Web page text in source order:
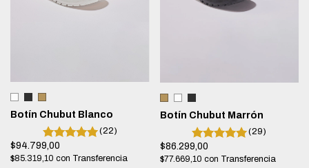
Botín Chubut Blanco
(22)
$94.799,00
$85.319,10 con
Botín Chubut Marrón
(29)
$86.299,00
$77.669,10 con